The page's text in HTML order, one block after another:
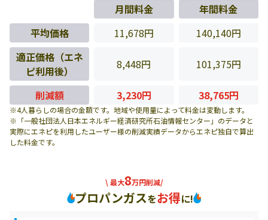
月間料金
年間料金
平均価格
11,678円
140,140円
適正価格（エネ
ピ利用後）
8,448円 101,375円
削減額 3,230円 38,765円
※4人暮らしの場合の金額です。地域や使用量によって料金は変動します。
※「一般社団法人日本エネルギー経済研究所石油情報センター」のデータと
実際にエネピを利用したユーザー様の削減実績データからエネピ独自で算出
した料金です。
\ 最大8万円削減/
プロパンガスをお得に!